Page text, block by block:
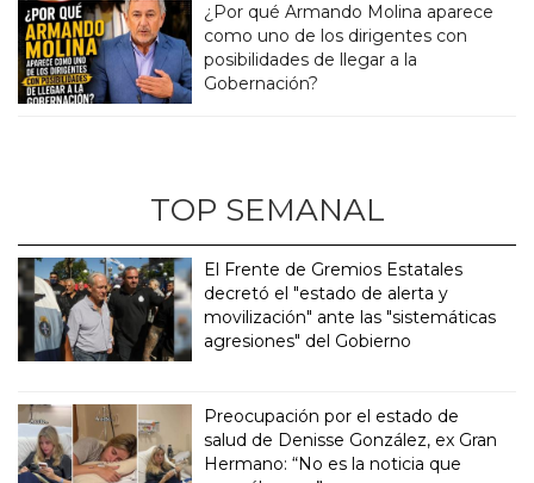
¿Por qué Armando Molina aparece
como uno de los dirigentes con
posibilidades de llegar a la
Gobernación?
TOP SEMANAL
El Frente de Gremios Estatales
decretó el "estado de alerta y
movilización" ante las "sistemáticas
agresiones" del Gobierno
Preocupación por el estado de
salud de Denisse González, ex Gran
Hermano: “No es la noticia que